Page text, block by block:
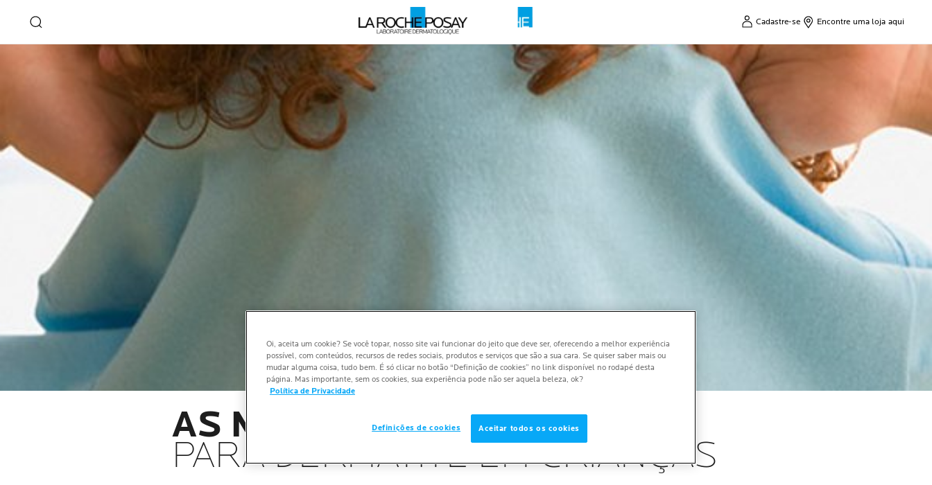
Cadastre-se Encontre uma loja aqui
AS MELHORES ROUPAS
PARA DERMATITE EM CRIANÇAS
Oi, aceita um cookie? Se você topar, nosso site vai funcionar do jeito que deve ser, oferecendo a melhor experiência
possível, com conteúdos, recursos de redes sociais, produtos e serviços que são a sua cara. Se quiser saber mais ou
mudar alguma coisa, tudo bem. É só clicar no botão “Definição de cookies” no link disponível no rodapé desta
página. Mas importante, sem os cookies, sua experiência pode não ser aquela beleza, ok?
Política de Privacidade
Definições de cookies Aceitar todos os cookies